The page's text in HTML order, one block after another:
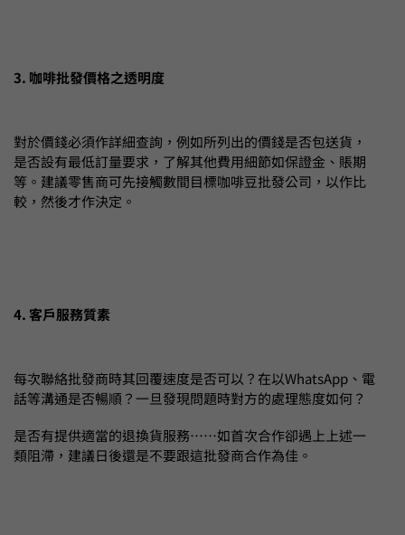
3. 咖啡批發價格之透明度
對於價錢必須作詳細查詢，例如所列出的價錢是否包送貨，
是否設有最低訂量要求，了解其他費用細節如保證金、賬期
等。建議零售商可先接觸數間目標咖啡豆批發公司，以作比
較，然後才作決定。
4. 客戶服務質素
每次聯絡批發商時其回覆速度是否可以？在以WhatsApp、電
話等溝通是否暢順？一旦發現問題時對方的處理態度如何？
是否有提供適當的退換貨服務……如首次合作卻遇上上述一
類阻滯，建議日後還是不要跟這批發商合作為佳。